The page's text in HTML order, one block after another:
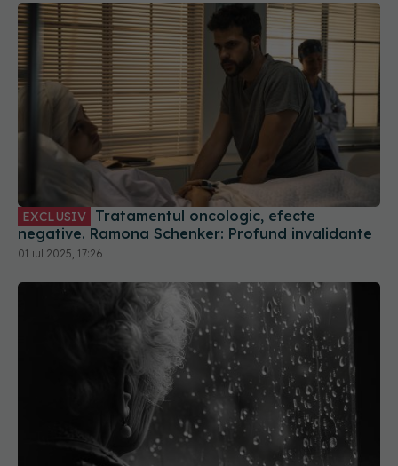
EXCLUSIV
Tratamentul oncologic, efecte
negative. Ramona Schenker: Profund invalidante
01 iul 2025, 17:26
Singurătatea bătrânilor, sunetul care îți rupe